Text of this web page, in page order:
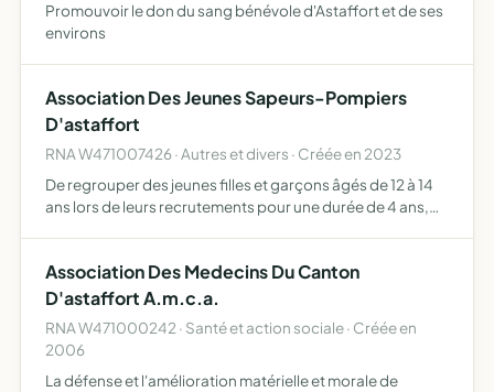
Promouvoir le don du sang bénévole d'Astaffort et de ses
environs
Association Des Jeunes Sapeurs-Pompiers
D'astaffort
RNA W471007426 · Autres et divers · Créée en 2023
De regrouper des jeunes filles et garçons âgés de 12 à 14
ans lors de leurs recrutements pour une durée de 4 ans,
Association Des Medecins Du Canton
D'astaffort A.m.c.a.
RNA W471000242 · Santé et action sociale · Créée en
2006
La défense et l'amélioration matérielle et morale de